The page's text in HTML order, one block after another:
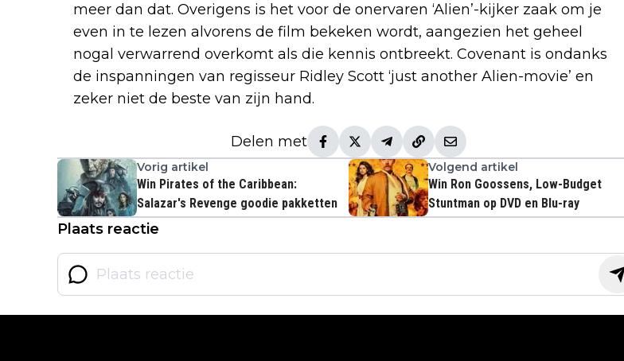
meer dan dat. Overigens is het voor de onervaren ‘Alien’-kijker zaak om je
even in te lezen alvorens de film bekeken wordt, aangezien het geheel
nogal verwarrend overkomt als die kennis ontbreekt. Covenant is ondanks
de inspanningen van regisseur Ridley Scott ‘just another Alien-movie’ en
zeker niet de beste van zijn hand.
Delen met
Vorig artikel
Win Pirates of the Caribbean:
Salazar's Revenge goodie pakketten
Volgend artikel
Win Ron Goossens, Low-Budget
Stuntman op DVD en Blu-ray
Plaats reactie